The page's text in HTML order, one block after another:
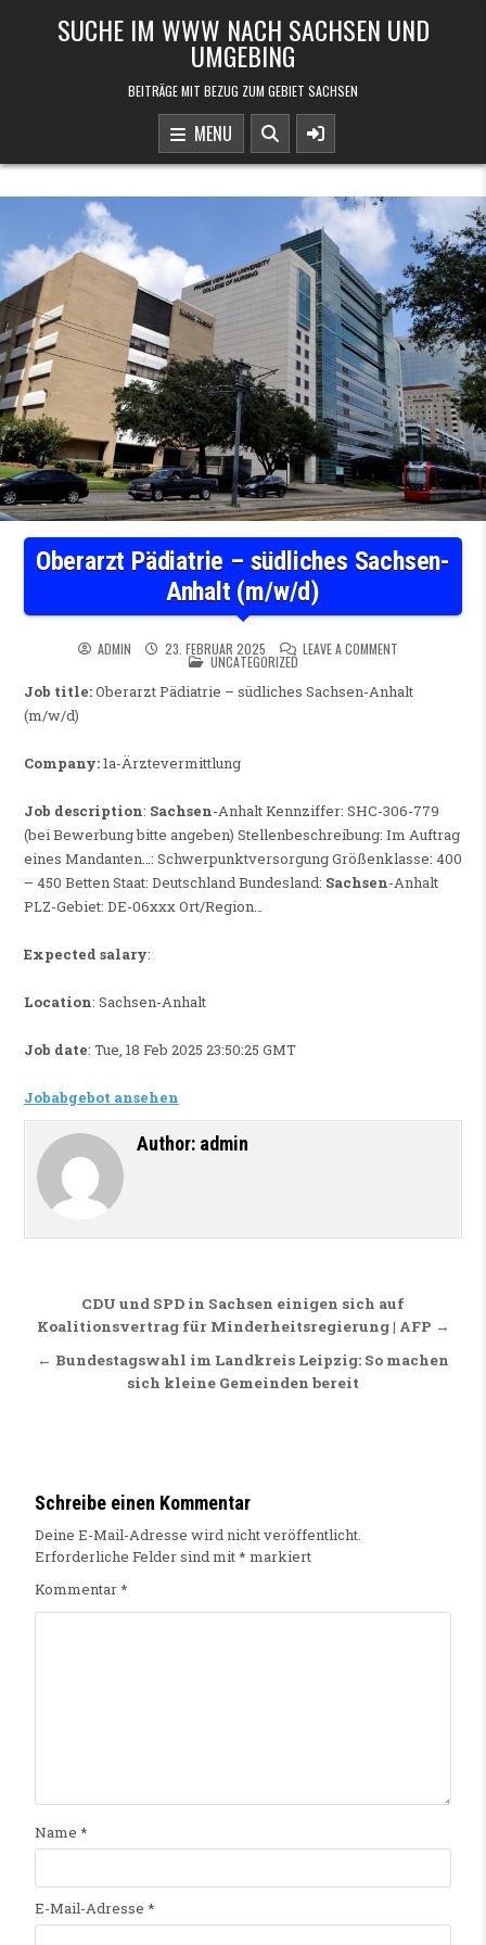
SUCHE IM WWW NACH SACHSEN UND
UMGEBING
BEITRÄGE MIT BEZUG ZUM GEBIET SACHSEN
MENU
Oberarzt Pädiatrie – südliches Sachsen-
Anhalt (m/w/d)
ADMIN 23. FEBRUAR 2025 LEAVE A COMMENTON OBERARZT
POSTED IN
UNCATEGORIZED
Job title:Oberarzt Pädiatrie – südliches Sachsen-Anhalt
(m/w/d)
Company:1a-Ärztevermittlung
Job description: Sachsen-Anhalt Kennziffer: SHC-306-779
(bei Bewerbung bitte angeben) Stellenbeschreibung: Im Auftrag
eines Mandanten…: Schwerpunktversorgung Größenklasse: 400
– 450 Betten Staat: Deutschland Bundesland: Sachsen-Anhalt
PLZ-Gebiet: DE-06xxx Ort/Region…
Expected salary:
Location: Sachsen-Anhalt
Job date: Tue, 18 Feb 2025 23:50:25 GMT
Jobabgebot ansehen
Author: admin
Beitragsnavigation
CDU und SPD in Sachsen einigen sich auf
Koalitionsvertrag für Minderheitsregierung | AFP →
← Bundestagswahl im Landkreis Leipzig: So machen
sich kleine Gemeinden bereit
Schreibe einen Kommentar
Deine E-Mail-Adresse wird nicht veröffentlicht.
Erforderliche Felder sind mit* markiert
Kommentar*
Name *
E-Mail-Adresse *